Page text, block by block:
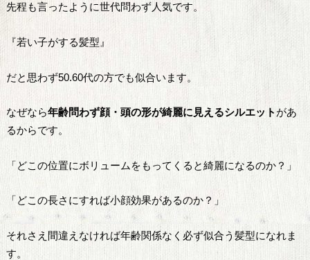
先程も言ったように世代問わず人気です。
『若い子がする髪型』
だと思わず50.60代の方でも似合います。
なぜなら年齢問わず顔・頭の形が綺麗に見えるシルエット があ
るからです。
「どこの位置にボリュームをもってくると綺麗になるのか？」
「どこの長さにすれば小顔効果があるのか？」
それさえ間違えなければ年齢関係なく必ず似合う髪型になれま
す。